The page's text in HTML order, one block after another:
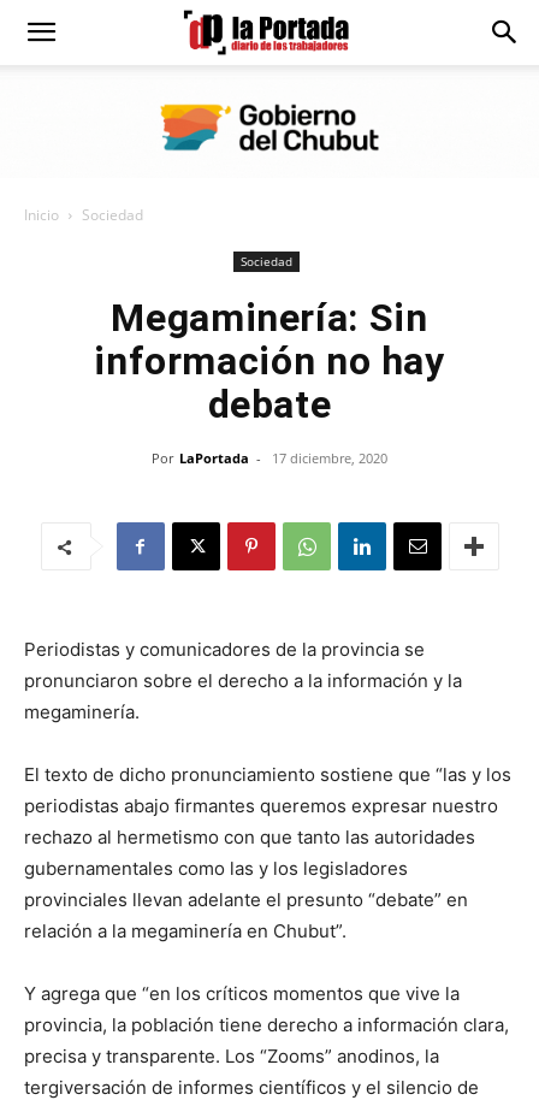
Diario
Inicio Sociedad
Sociedad
Megaminería: Sin
información no hay
debate
Por LaPortada - 17 diciembre, 2020
Periodistas y comunicadores de la provincia se
pronunciaron sobre el derecho a la información y la
megaminería.
El texto de dicho pronunciamiento sostiene que “las y los
periodistas abajo firmantes queremos expresar nuestro
rechazo al hermetismo con que tanto las autoridades
gubernamentales como las y los legisladores
provinciales llevan adelante el presunto “debate” en
relación a la megaminería en Chubut”.
Y agrega que “en los críticos momentos que vive la
provincia, la población tiene derecho a información clara,
precisa y transparente. Los “Zooms” anodinos, la
tergiversación de informes científicos y el silencio de